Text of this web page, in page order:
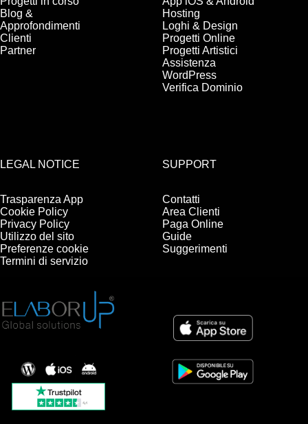
Blog &
Approfondimenti
Clienti
Partner
Hosting
Loghi & Design
Progetti Online
Progetti Artistici
Assistenza
WordPress
Verifica Dominio
LEGAL NOTICE
Trasparenza App
Cookie Policy
Privacy Policy
Utilizzo del sito
Preferenze cookie
Termini di servizio
SUPPORT
Contatti
Area Clienti
Paga Online
Guide
Suggerimenti